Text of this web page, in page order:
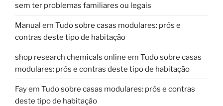
sem ter problemas familiares ou legais
Manual em Tudo sobre casas modulares: prós e
contras deste tipo de habitação
shop research chemicals online em Tudo sobre casas
modulares: prós e contras deste tipo de habitação
Fayem Tudo sobre casas modulares: prós e contras
deste tipo de habitação